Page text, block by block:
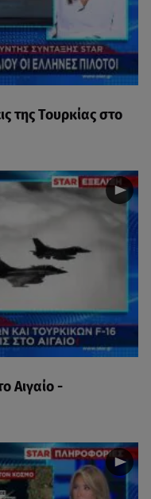
της Τουρκίας στο
Αιγαίο -